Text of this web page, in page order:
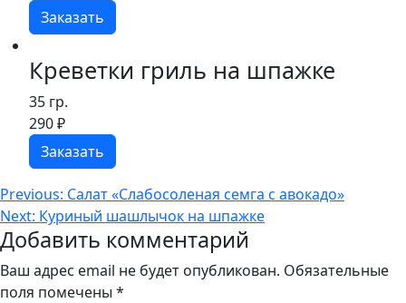
Заказать
Креветки гриль на шпажке
35 гр.
290₽
Заказать
Навигация
по
записям
Previous: Салат «Слабосоленая семга с авокадо»
Next: Куриный шашлычок на шпажке
Добавить комментарий
Ваш адрес email не будет опубликован. Обязательные
поля помечены *